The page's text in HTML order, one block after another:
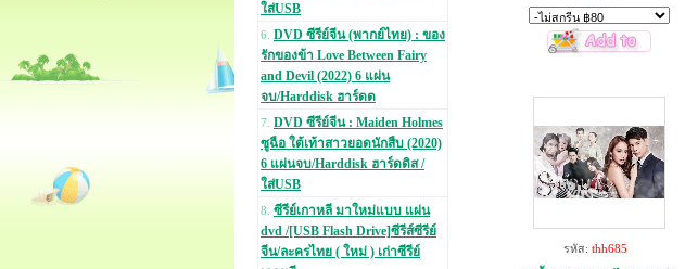
ใส่USB
6. DVD ซีรีย์จีน (พากย์ไทย) : ของ
รักของข้า Love Between Fairy
and Devil (2022) 6 แผ่น
จบ/Harddisk ฮาร์ดด
7. DVD ซีรีย์จีน : Maiden Holmes
ซูฉือ ใต้เท้าสาวยอดนักสืบ (2020)
6 แผ่นจบ/Harddisk ฮาร์ดดิส /
ใส่USB
8. ซีรีย์เกาหลี มาใหม่แบบ แผ่น
dvd /[USB Flash Drive]ซีรีส์ซีรีย์
จีน/ละครไทย ( ใหม่ ) เก่าซีรีย์
รหัส: thh685